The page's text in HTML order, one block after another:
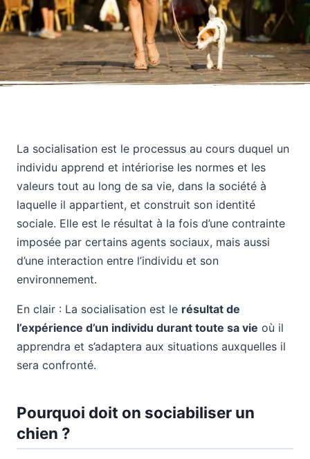
La socialisation est le processus au cours duquel un
individu apprend et intériorise les normes et les
valeurs tout au long de sa vie, dans la société à
laquelle il appartient, et construit son identité
sociale. Elle est le résultat à la fois d’une contrainte
imposée par certains agents sociaux, mais aussi
d’une interaction entre l’individu et son
environnement.
En clair : La socialisation est le résultat de
l’expérience d’un individu durant toute sa vie où il
apprendra et s’adaptera aux situations auxquelles il
sera confronté.
Pourquoi doit on sociabiliser un
chien ?